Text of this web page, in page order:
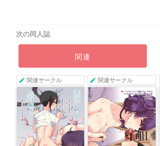
次の同人誌
関連
関連サークル 関連サークル